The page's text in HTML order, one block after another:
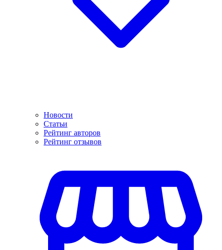
Новости
Статьи
Рейтинг авторов
Рейтинг отзывов